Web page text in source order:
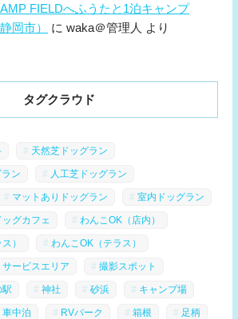
FIELDへふうたと1泊キャンプ
岡市）
に waka＠管理人 より
タグクラウド
天然芝ドッグラン
ン 人工芝ドッグラン
マットありドッグラン 室内ドッグラン
ッグカフェ わんこOK（店内）
） わんこOK（テラス）
サービスエリア 撮影スポット
駅 神社 砂浜 キャンプ場
車中泊 RVパーク 箱根 足柄